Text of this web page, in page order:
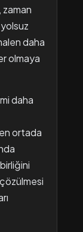
daha
olmaya
daha
ortada